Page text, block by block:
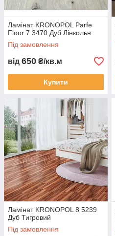
Ламінат KRONOPOL Parfe
Floor 7 3470 Дуб Лінкольн
Під замовлення
від 650 ₴/кв.м
Купити
Ламінат KRONOPOL 8 5239
Дуб Тигровий
Під замовлення